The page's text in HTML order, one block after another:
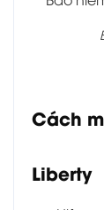
Cách
Liberty